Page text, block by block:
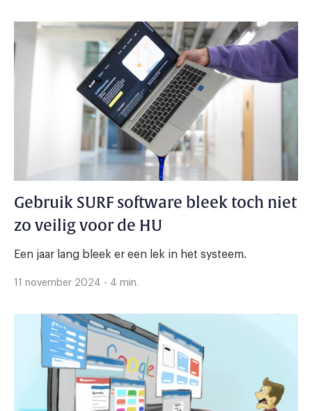
Gebruik SURF software bleek toch niet
zo veilig voor de HU
Een jaar lang bleek er een lek in het systeem.
11 november 2024 - 4 min.